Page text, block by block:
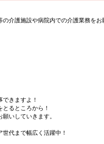
介護施設や病院内での介護業務をお
きますよ！
るところから！
いしていきます。
代まで幅広く活躍中！